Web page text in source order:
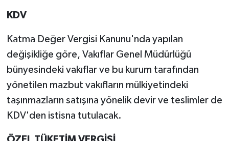
KDV
Katma Değer Vergisi Kanunu'nda yapılan
değişikliğe göre, Vakıflar Genel Müdürlüğü
bünyesindeki vakıflar ve bu kurum tarafından
yönetilen mazbut vakıfların mülkiyetindeki
taşınmazların satışına yönelik devir ve teslimler de
KDV'den istisna tutulacak.